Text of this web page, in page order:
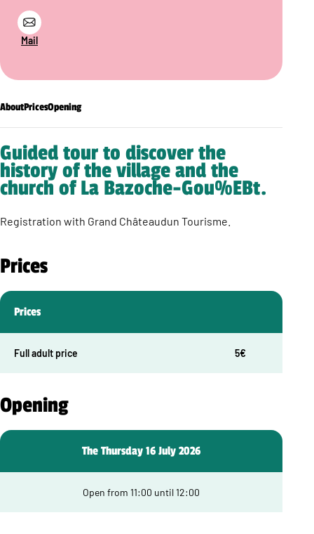
Mail
AboutPricesOpening
Guided tour to discover the
history of the village and the
church of La Bazoche-Gou%EBt.
Registration with Grand Châteaudun Tourisme.
Prices
Prices
Full adult price 5€
Opening
The Thursday 16 July 2026
Open from 11:00 until 12:00